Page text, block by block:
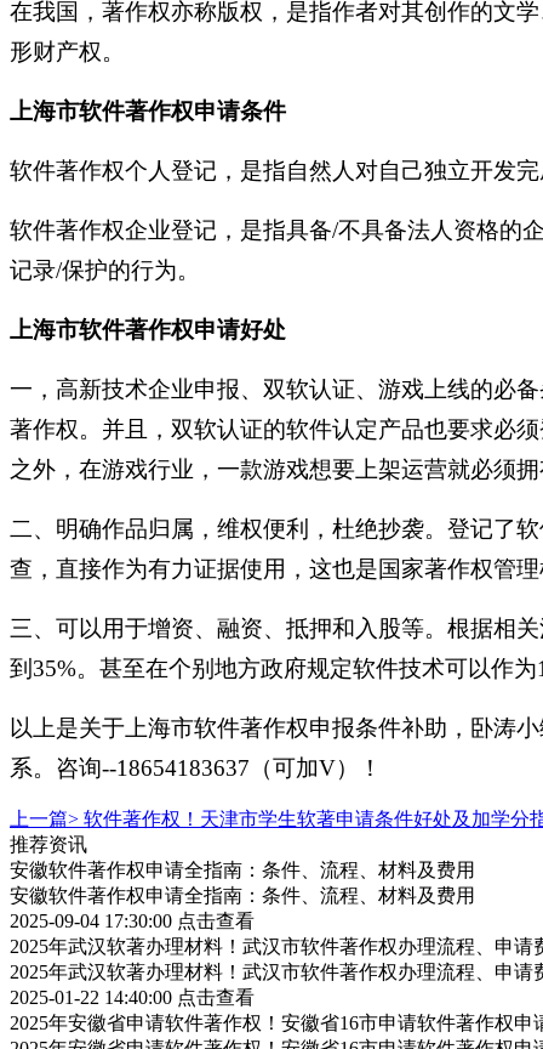
在我国，著作权亦称版权，是指作者对其创作的文
形财产权。
上海市软件著作权申请条件
软件著作权个人登记，是指自然人对自己独立开发
软件著作权企业登记，是指具备/不具备法人资格的
记录/保护的行为。
上海市软件著作权申请好处
一，高新技术企业申报、双软认证、游戏上线的必
著作权。并且，双软认证的软件认定产品也要求必
之外，在游戏行业，一款游戏想要上架运营就必须
二、明确作品归属，维权便利，杜绝抄袭。登记了
查，直接作为有力证据使用，这也是国家著作权管
三、可以用于增资、融资、抵押和入股等。根据相
到35%。甚至在个别地方政府规定软件技术可以作
以上是关于上海市软件著作权申报条件补助，卧涛
系。咨询--18654183637（可加V）！
上一篇> 软件著作权！天津市学生软著申请条件好处及加学分
推荐资讯
安徽软件著作权申请全指南：条件、流程、材料及费用
安徽软件著作权申请全指南：条件、流程、材料及费用
2025-09-04 17:30:00 点击查看
2025年武汉软著办理材料！武汉市软件著作权办理流程、申请
2025年武汉软著办理材料！武汉市软件著作权办理流程、申请
2025-01-22 14:40:00 点击查看
2025年安徽省申请软件著作权！安徽省16市申请软件著作权申